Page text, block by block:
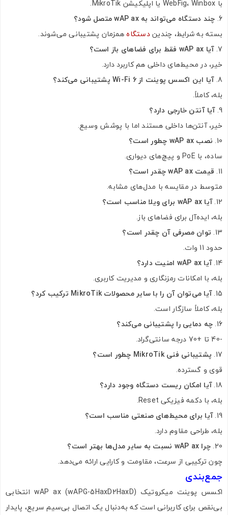
با WebFig، Winbox یا اپلیکیشن MikroTik.
چند دستگاه می‌تواند به wAP ax متصل شود؟
بسته به شرایط، چندیندستگاههمزمان پشتیبانی می‌شوند.
آیا wAP ax فقط برای فضاهای باز است؟
خیر، در محیط‌های داخلی هم کاربرد دارد.
آیا این اکسس پوینت از Wi-Fi 6 پشتیبانی می‌کند؟
بله، کاملاً.
آیا آنتن خارجی دارد؟
خیر، آنتن‌ها داخلی هستند اما با پوشش وسیع.
نصب wAP ax چطور است؟
ساده، با PoE و پیچ‌های دیواری.
قیمت wAP ax چقدر است؟
متوسط در مقایسه با مدل‌های مشابه.
آیا wAP ax برای ویلا مناسب است؟
بله، ایده‌آل برای فضاهای باز.
توان مصرفی آن چقدر است؟
حدود 11 وات.
آیا wAP ax امنیت دارد؟
بله، با امکانات رمزنگاری و مدیریت کاربری.
آیا می‌توان آن را با سایر محصولات MikroTik ترکیب کرد؟
بله، کاملاً سازگار است.
چه دمایی را پشتیبانی می‌کند؟
-40 تا +70 درجه سانتی‌گراد.
پشتیبانی فنی MikroTik چطور است؟
قوی و گسترده.
آیا امکان ریست دستگاه وجود دارد؟
بله، با دکمه فیزیکی Reset.
آیا برای محیط‌های صنعتی مناسب است؟
بله، طراحی مقاوم دارد.
چرا wAP ax نسبت به سایر مدل‌ها بهتر است؟
چون ترکیبی از سرعت، مقاومت و کارایی ارائه می‌دهد.
جمع‌بندی
اکسس پوینت میکروتیک wAP ax (wAPG-5HaxD2HaxD) انتخابی
بی‌نقص برای کاربرانی است که به‌دنبال یک اتصال بی‌سیم سریع، پایدار